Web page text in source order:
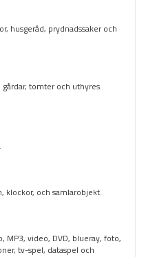
husgeråd, prydnadssaker och
tomter och uthyres.
klockor, och samlarobjekt.
MP3, video, DVD, blueray, foto,
tv-spel, dataspel och